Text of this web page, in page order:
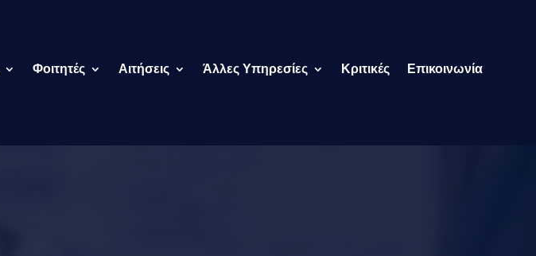
Φοιτητές Αιτήσεις Άλλες Υπηρεσίες Κριτικές Επικοινωνία